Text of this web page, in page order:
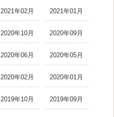
2021年02月 2021年01月
2020年10月 2020年09月
2020年06月 2020年05月
2020年02月 2020年01月
2019年10月 2019年09月